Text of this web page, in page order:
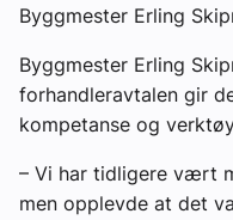
Byggmester Erling
Byggmester Erling
forhandleravtalen gir
kompetanse og
– Vi har tidligere vært
men opplevde at det